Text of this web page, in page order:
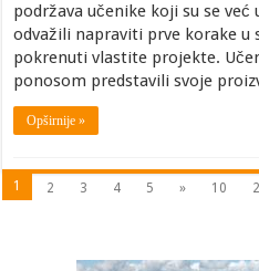
podržava učenike koji su se
odvažili napraviti prve korake u
pokrenuti vlastite projekte.
ponosom predstavili svoje
Opširnije »
1 2 3 4 5 » 10